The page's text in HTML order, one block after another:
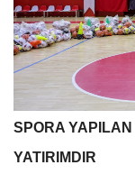
SPORA YAPILAN
YATIRIMDIR